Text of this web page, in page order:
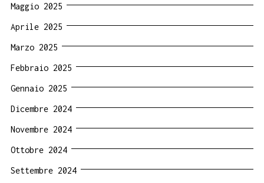
Maggio 2025
Aprile 2025
Marzo 2025
Febbraio 2025
Gennaio 2025
Dicembre 2024
Novembre 2024
Ottobre 2024
Settembre 2024